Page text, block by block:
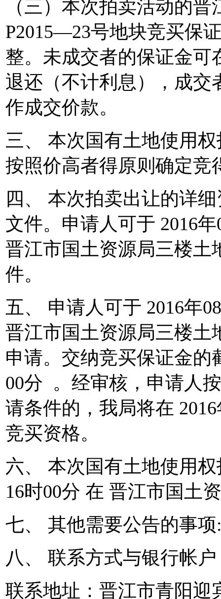
（三）本次拍卖活动的
P2015—23号地块竞买保
整。未成交者的保证金可
退还（不计利息），成交
作成交价款。
三、 本次国有土地使用
按照价高者得原则确定竞
四、 本次拍卖出让的详
文件。申请人可于 2016
晋江市国土资源局三楼土
件。
五、 申请人可于 2016年
晋江市国土资源局三楼土
申请。交纳竞买保证金的
00分 。经审核，申请人
请条件的，我局将在
竞买资格。
六、 本次国有土地使用
16时00分 在 晋江市国土
七、 其他需要公告的事项
八、 联系方式与银行帐户
联系地址：晋江市青阳迎